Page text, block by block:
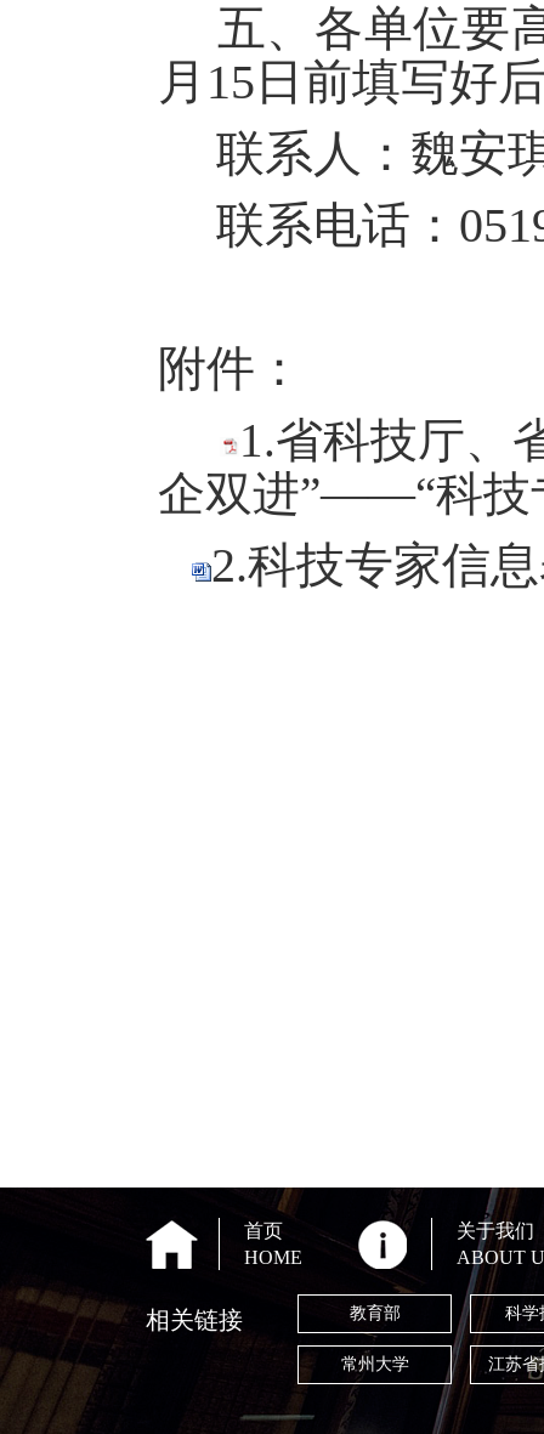
五、各单位要
月 15 日前填写好
联系人： 魏安
联系电话：
附件：
1.省科技厅、
企双进”——“科技
2.科技专家信
首页
HOME
关于我们
ABOUT
相关链接 教育部 科学
常州大学 江苏省